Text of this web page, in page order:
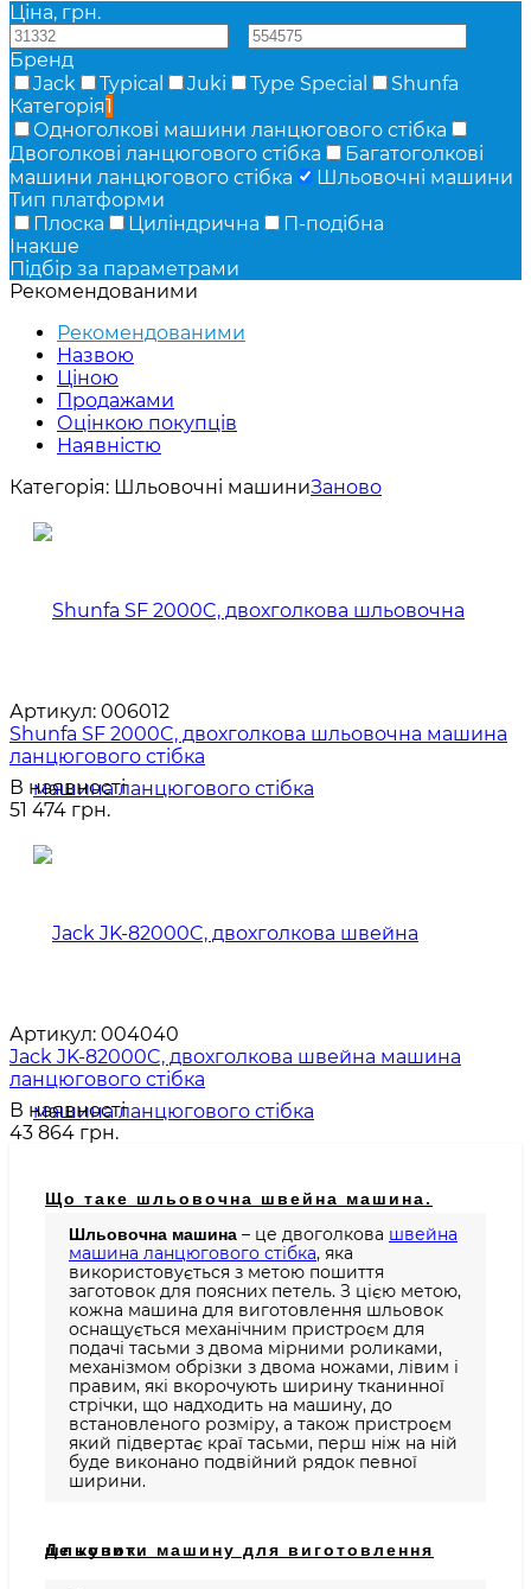
Ціна, грн.
Бренд
Jack
Typical Juki Type Special
Shunfa
Категорія1
Одноголкові машини ланцюгового стібка
Двоголкові ланцюгового стібка
Багатоголкові
машини ланцюгового стібка
Шльовочні машини
Тип платформи
Плоска
Циліндрична
П-подібна
Інакше
Підбір за параметрами
Рекомендованими
Рекомендованими
Назвою
Ціною
Продажами
Оцінкою покупців
Наявністю
Категорія: Шльовочні машиниЗаново
Артикул: 006012
Shunfa SF 2000C, двохголкова шльовочна машина
ланцюгового стібка
В наявності
51 474 грн.
Артикул: 004040
Jack JK-82000C, двохголкова швейна машина
ланцюгового стібка
В наявності
43 864 грн.
Що таке шльовочна швейна машина.
Шльовочна машина – це двоголкова швейна
машина ланцюгового стібка, яка
використовується з метою пошиття
заготовок для поясних петель. З цією метою,
кожна машина для виготовлення шльовок
оснащується механічним пристроєм для
подачі тасьми з двома мірними роликами,
механізмом обрізки з двома ножами, лівим і
правим, які вкорочують ширину тканинної
стрічки, що надходить на машину, до
встановленого розміру, а також пристроєм
який підвертає краї тасьми, перш ніж на ній
буде виконано подвійний рядок певної
ширини.
Де купити машину для виготовлення шльовок.